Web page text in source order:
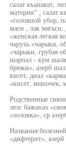
салат къанават,
материи" , салат
«головной убор,
маси , лак
«женская легкая
чарухь «чарыки,
«чарыки, грубая
шарпал - кум
брюки», азерб
кисет, диал
«кисет, мешочек,
Родственные
лезг бажанах
«золовка», ср
Названия
«дифтерит»,